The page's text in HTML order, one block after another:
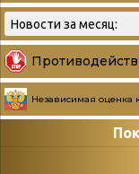
Независимая оценка